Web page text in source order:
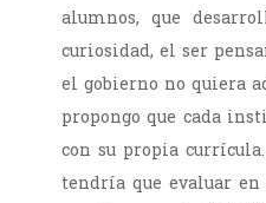
alumnos, que
curiosidad, el ser
el gobierno no quiera
propongo que cada
con su propia
tendría que evaluar